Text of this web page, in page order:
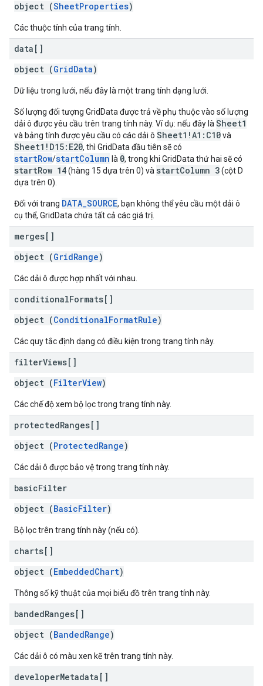
object (SheetProperties)
Các thuộc tính của trang tính.
data[]
object (GridData)
Dữ liệu trong lưới, nếu đây là một trang tính dạng lưới.
Số lượng đối tượng GridData được trả về phụ thuộc vào số lượng
dải ô được yêu cầu trên trang tính này. Ví dụ: nếu đây là Sheet1
và bảng tính được yêu cầu có các dải ô Sheet1!A1:C10và
Sheet1!D15:E20, thì GridData đầu tiên sẽ có
startRow/startColumn là 0, trong khi GridData thứ hai sẽ có
startRow 14(hàng 15 dựa trên 0) và startColumn 3(cột D
dựa trên 0).
Đối với trang DATA_SOURCE, bạn không thể yêu cầu một dải ô
cụ thể, GridData chứa tất cả các giá trị.
merges[]
object (GridRange)
Các dải ô được hợp nhất với nhau.
conditionalFormats[]
object (ConditionalFormatRule)
Các quy tắc định dạng có điều kiện trong trang tính này.
filterViews[]
object (FilterView)
Các chế độ xem bộ lọc trong trang tính này.
protectedRanges[]
object (ProtectedRange)
Các dải ô được bảo vệ trong trang tính này.
basicFilter
object (BasicFilter)
Bộ lọc trên trang tính này (nếu có).
charts[]
object (EmbeddedChart)
Thông số kỹ thuật của mọi biểu đồ trên trang tính này.
bandedRanges[]
object (BandedRange)
Các dải ô có màu xen kẽ trên trang tính này.
developerMetadata[]